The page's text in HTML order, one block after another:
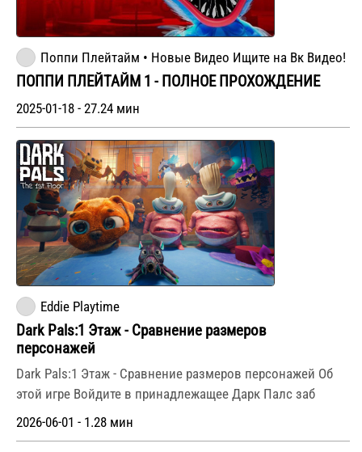
Поппи Плейтайм • Новые Видео Ищите на Вк Видео!
ПОППИ ПЛЕЙТАЙМ 1 - ПОЛНОЕ ПРОХОЖДЕНИЕ
2025-01-18 - 27.24 мин
Eddie Playtime
Dark Pals:1 Этаж - Сравнение размеров
персонажей
Dark Pals:1 Этаж - Сравнение размеров персонажей Об
этой игре Войдите в принадлежащее Дарк Палс заб
2026-06-01 - 1.28 мин